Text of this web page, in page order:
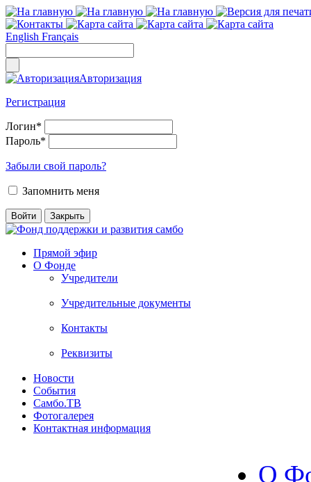
English Français
Авторизация
Регистрация
Логин*
Пароль*
Забыли свой пароль?
Запомнить меня
Прямой эфир
О Фонде
Учредители
Учредительные документы
Контакты
Реквизиты
Новости
События
Самбо.ТВ
Фотогалерея
Контактная информация
О